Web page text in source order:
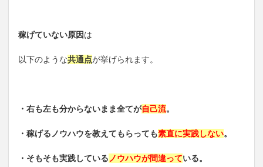
稼げていない原因は
以下のような共通点が挙げられます。
・右も左も分からないまま全てが自己流。
・稼げるノウハウを教えてもらっても素直に実践しない。
・そもそも実践しているノウハウが間違っている。